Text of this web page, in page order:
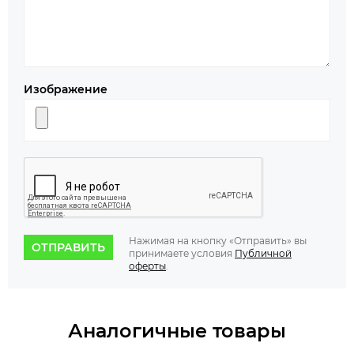
Изображение
ОТПРАВИТЬ
Нажимая на кнопку «Отправить» вы
принимаете условия Публичной
оферты
Аналогичные товары